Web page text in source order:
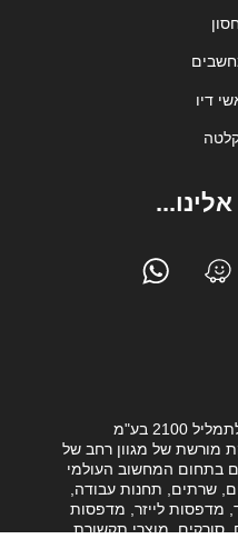
דיו
בע"מ
מורשת של מגוון רחב של
בתחום המחשוב העולמי
שרתים, תחנות עבודה,
מדפסות לייזר, מדפסות
סורקים, מוצרי תקשורת,